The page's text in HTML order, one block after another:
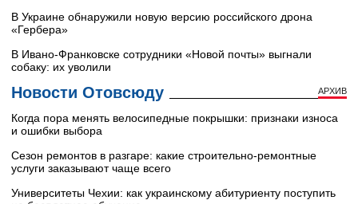
В Украине обнаружили новую версию российского дрона
«Гербера»
В Ивано-Франковске сотрудники «Новой почты» выгнали
собаку: их уволили
Новости Отовсюду АРХИВ
Когда пора менять велосипедные покрышки: признаки износа
и ошибки выбора
Сезон ремонтов в разгаре: какие строительно-ремонтные
услуги заказывают чаще всего
Университеты Чехии: как украинскому абитуриенту поступить